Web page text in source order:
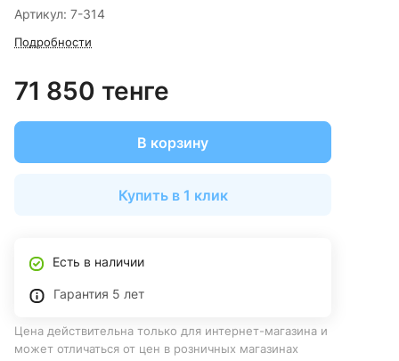
Артикул: 7-314
Подробности
71 850 тенге
В корзину
Купить в 1 клик
Есть в наличии
Гарантия 5 лет
Цена действительна только для интернет-магазина и
может отличаться от цен в розничных магазинах